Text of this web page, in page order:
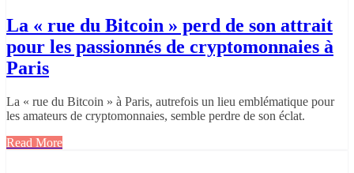
La « rue du Bitcoin » perd de son attrait
pour les passionnés de cryptomonnaies à
Paris
La « rue du Bitcoin » à Paris, autrefois un lieu emblématique pour
les amateurs de cryptomonnaies, semble perdre de son éclat.
Read More